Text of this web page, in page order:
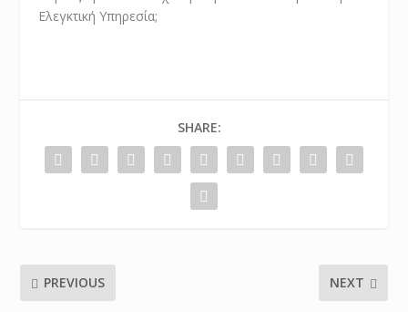
Ελεγκτική Υπηρεσία;
SHARE:
PREVIOUS NEXT